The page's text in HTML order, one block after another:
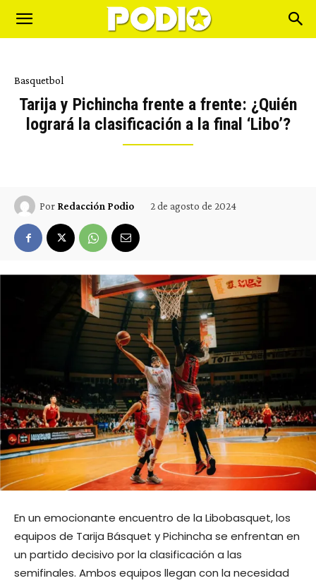
Basquetbol
Tarija y Pichincha frente a frente: ¿Quién
logrará la clasificación a la final ‘Libo’?
Por Redacción Podio 2 de agosto de 2024
En un emocionante encuentro de la Libobasquet, los
equipos de Tarija Básquet y Pichincha se enfrentan en
un partido decisivo por la clasificación a las
semifinales. Ambos equipos llegan con la necesidad